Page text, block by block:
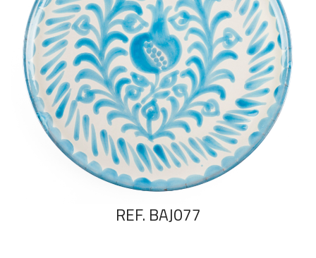
REF. BAJ077